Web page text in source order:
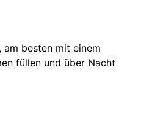
am besten mit einem
füllen und über Nacht